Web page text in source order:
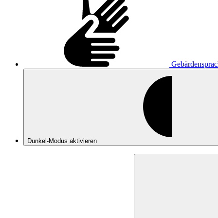
Dunkel-Modus aktivieren